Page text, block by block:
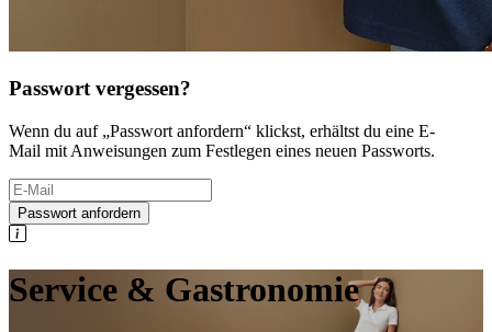
Passwort vergessen?
Wenn du auf „Passwort anfordern“ klickst, erhältst du eine E-
Mail mit Anweisungen zum Festlegen eines neuen Passworts.
Passwort anfordern
Service & Gastronomie